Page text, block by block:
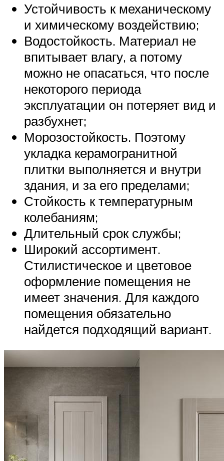
Устойчивость к механическому
и химическому воздействию;
Водостойкость. Материал не
впитывает влагу, а потому
можно не опасаться, что после
некоторого периода
эксплуатации он потеряет вид и
разбухнет;
Морозостойкость. Поэтому
укладка керамогранитной
плитки выполняется и внутри
здания, и за его пределами;
Стойкость к температурным
колебаниям;
Длительный срок службы;
Широкий ассортимент.
Стилистическое и цветовое
оформление помещения не
имеет значения. Для каждого
помещения обязательно
найдется подходящий вариант.